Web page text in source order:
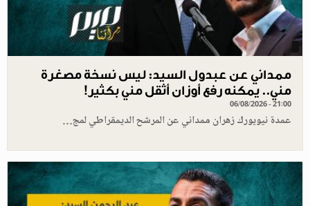
ممداني عن عبدول السيد: ليس نسخة مصغرة
مني.. يمكنه رفع أوزان أثقل مني بكثير!
06/08/2026 - 21:00
عمدة نيويورك زهران ممداني عن المرشح الديمقراطي لمج…